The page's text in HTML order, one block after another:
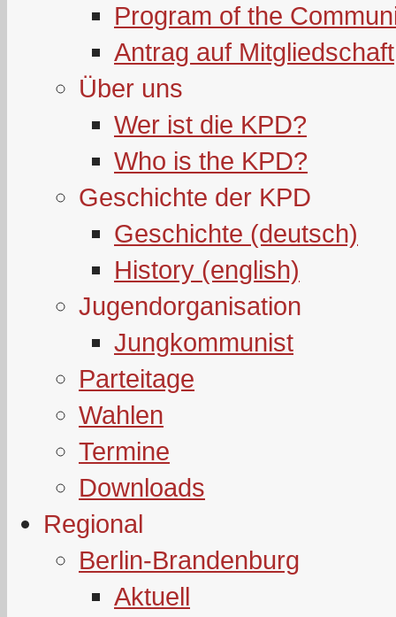
Program of the
Antrag auf Mitgliedschaft
Über uns
Wer ist die KPD?
Who is the KPD?
Geschichte der KPD
Geschichte (deutsch)
History (english)
Jugendorganisation
Jungkommunist
Parteitage
Wahlen
Termine
Downloads
Regional
Berlin-Brandenburg
Aktuell